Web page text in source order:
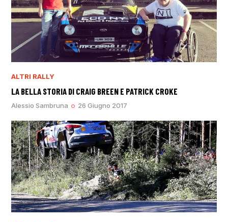
ALTRI RALLY
LA BELLA STORIA DI CRAIG BREEN E PATRICK CROKE
Alessio Sambruna 26 Giugno 2017